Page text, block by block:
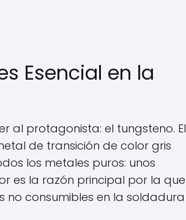
Esencial en la
al protagonista: el tungsteno. El
de transición de color gris
los metales puros: unos
es la razón principal por la que